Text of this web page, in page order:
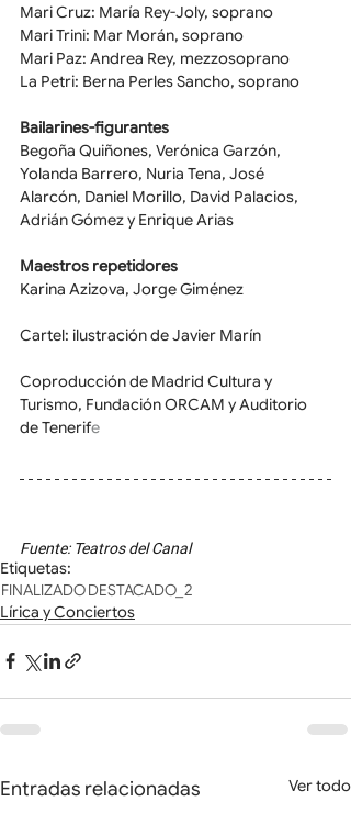
Mari Cruz: María Rey-Joly, soprano
Mari Trini: Mar Morán, soprano
Mari Paz: Andrea Rey, mezzosoprano
La Petri: Berna Perles Sancho, soprano
Bailarines-figurantes
Begoña Quiñones, Verónica Garzón,
Yolanda Barrero, Nuria Tena, José
Alarcón, Daniel Morillo, David Palacios,
Adrián Gómez y Enrique Arias
Maestros repetidores
Karina Azizova, Jorge Giménez
Cartel: ilustración de Javier Marín
Coproducción de Madrid Cultura y
Turismo, Fundación ORCAM y Auditorio
de Tenerife
Fuente: Teatros del Canal
Etiquetas:
FINALIZADODESTACADO_2
Lírica y Conciertos
Entradas relacionadas Ver todo